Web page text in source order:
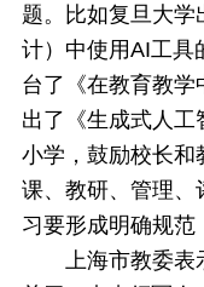
题。比如复旦大学
计）中使用AI工具
台了《在教育教学
出了《生成式人工
小学，鼓励校长和
课、教研、管理、
习要形成明确规范
上海市教委